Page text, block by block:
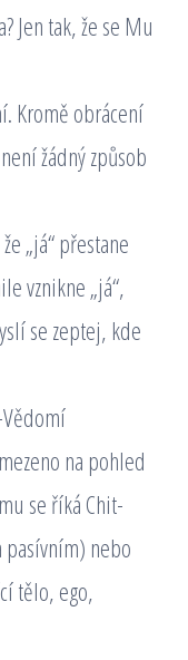
Jen tak, že se Mu
Kromě obrácení
žádný způsob
„já“ přestane
vznikne „já“,
se zeptej, kde
na pohled
se říká Chit-
nebo
tělo, ego,